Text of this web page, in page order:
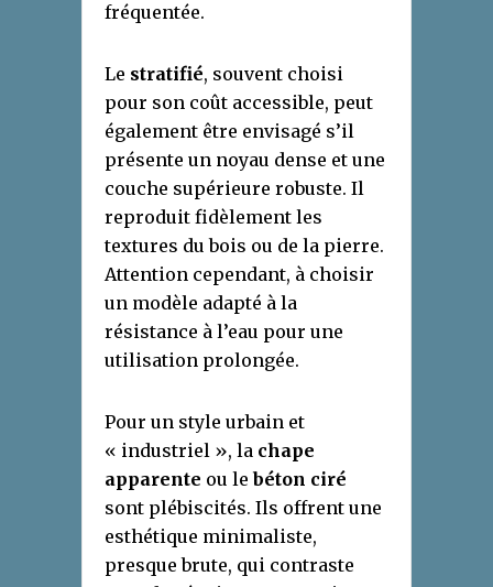
fréquentée.
Le stratifié, souvent choisi
pour son coût accessible, peut
également être envisagé s’il
présente un noyau dense et une
couche supérieure robuste. Il
reproduit fidèlement les
textures du bois ou de la pierre.
Attention cependant, à choisir
un modèle adapté à la
résistance à l’eau pour une
utilisation prolongée.
Pour un style urbain et
« industriel », la chape
apparente ou lebéton ciré
sont plébiscités. Ils offrent une
esthétique minimaliste,
presque brute, qui contraste